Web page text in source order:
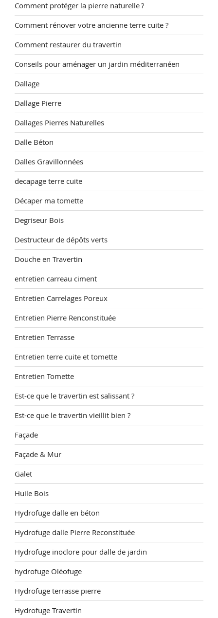
Comment protéger la pierre naturelle ?
Comment rénover votre ancienne terre cuite ?
Comment restaurer du travertin
Conseils pour aménager un jardin méditerranéen
Dallage
Dallage Pierre
Dallages Pierres Naturelles
Dalle Béton
Dalles Gravillonnées
decapage terre cuite
Décaper ma tomette
Degriseur Bois
Destructeur de dépôts verts
Douche en Travertin
entretien carreau ciment
Entretien Carrelages Poreux
Entretien Pierre Renconstituée
Entretien Terrasse
Entretien terre cuite et tomette
Entretien Tomette
Est-ce que le travertin est salissant ?
Est-ce que le travertin vieillit bien ?
Façade
Façade & Mur
Galet
Huile Bois
Hydrofuge dalle en béton
Hydrofuge dalle Pierre Reconstituée
Hydrofuge inoclore pour dalle de jardin
hydrofuge Oléofuge
Hydrofuge terrasse pierre
Hydrofuge Travertin